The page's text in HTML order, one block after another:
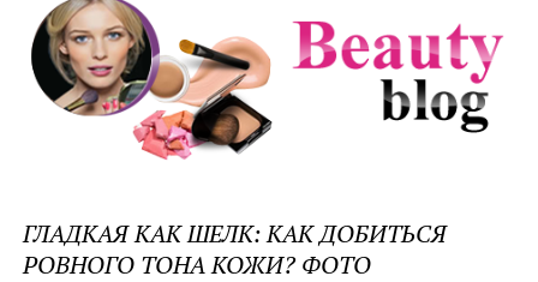
ГЛАДКАЯ КАК ШЕЛК: КАК ДОБИТЬСЯ
РОВНОГО ТОНА КОЖИ? ФОТО